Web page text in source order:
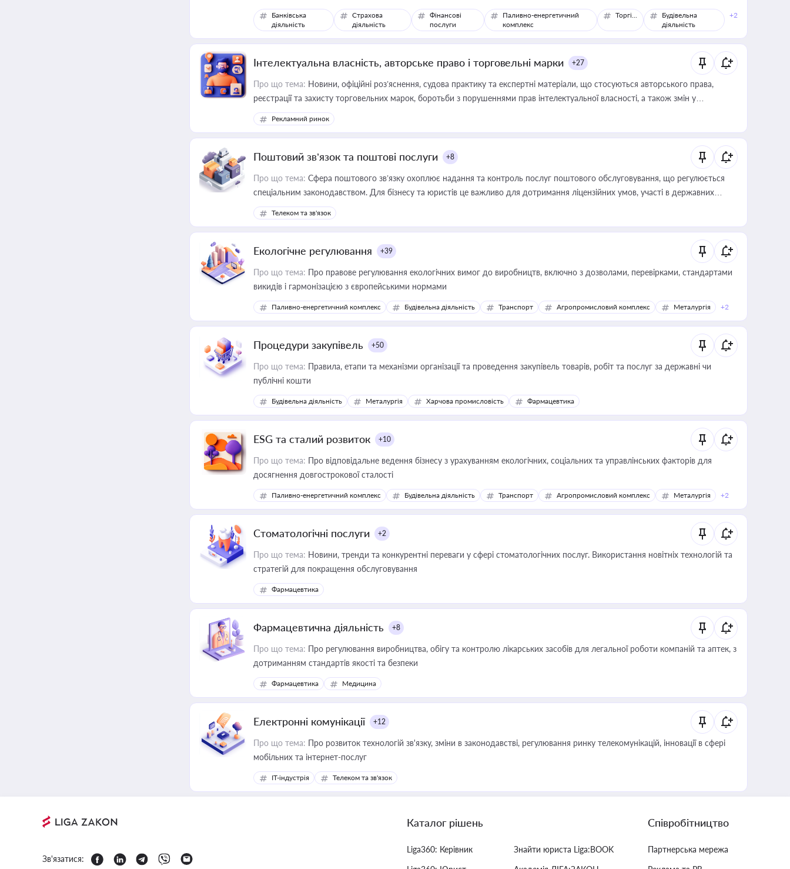
Банківська
діяльність
Страхова
діяльність
Фінансові
послуги
Паливно-енергетичний
комплекс
Торгівля
Будівельна
діяльність
+2
Інтелектуальна власність, авторське право і торговельні марки +27
Про що тема: Новини, офіційні роз’яснення, судова практику та експертні матеріали, що стосуються авторського права,
реєстрації та захисту торговельних марок, боротьби з порушеннями прав інтелектуальної власності, а також змін у
законодавстві у цій сфері
Рекламний ринок
Поштовий зв’язок та поштові послуги +8
Про що тема: Сфера поштового зв’язку охоплює надання та контроль послуг поштового обслуговування, що регулюється
спеціальним законодавством. Для бізнесу та юристів це важливо для дотримання ліцензійних умов, участі в державних
реєстрах і забезпечення прав споживачів.
Телеком та зв'язок
Екологічне регулювання +39
Про що тема: Про правове регулювання екологічних вимог до виробництв, включно з дозволами, перевірками, стандартами
викидів і гармонізацією з європейськими нормами
Паливно-енергетичний комплекс Будівельна діяльність Транспорт Агропромисловий комплекс Металургія +2
Процедури закупівель +50
Про що тема: Правила, етапи та механізми організації та проведення закупівель товарів, робіт та послуг за державні чи
публічні кошти
Будівельна діяльність Металургія Харчова промисловість Фармацевтика
ESG та сталий розвиток +10
Про що тема: Про відповідальне ведення бізнесу з урахуванням екологічних, соціальних та управлінських факторів для
досягнення довгострокової сталості
Паливно-енергетичний комплекс Будівельна діяльність Транспорт Агропромисловий комплекс Металургія +2
Стоматологічні послуги +2
Про що тема: Новини, тренди та конкурентні переваги у сфері стоматологічних послуг. Використання новітніх технологій та
стратегій для покращення обслуговування
Фармацевтика
Фармацевтична діяльність +8
Про що тема: Про регулювання виробництва, обігу та контролю лікарських засобів для легальної роботи компаній та аптек, з
дотриманням стандартів якості та безпеки
Фармацевтика Медицина
Електронні комунікації +12
Про що тема: Про розвиток технологій зв'язку, зміни в законодавстві, регулювання ринку телекомунікацій, інновації в сфері
мобільних та інтернет-послуг
IT-індустрія Телеком та зв'язок
Зв'язатися:
Каталог рішень
Liga360: Керівник
Знайти юриста Liga:BOOK
Співробітництво
Партнерська мережа